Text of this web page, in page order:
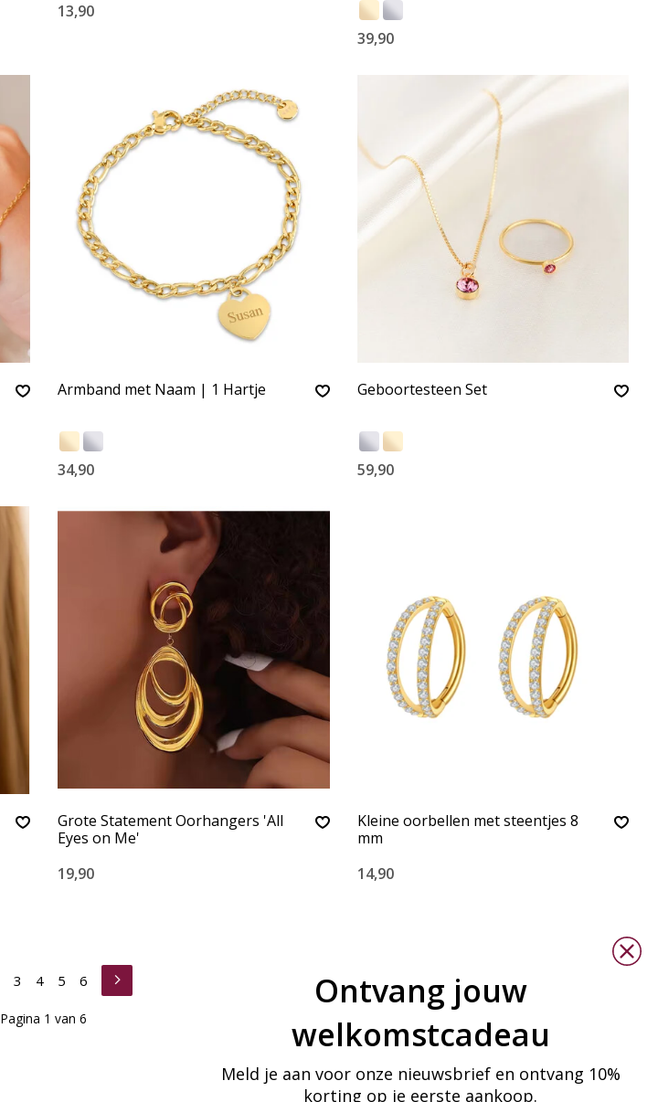
13,90
39,90
Armband met Naam | 1 Hartje
34,90
Geboortesteen Set
59,90
Grote Statement Oorhangers 'All
Eyes on Me'
19,90
Kleine oorbellen met steentjes 8
mm
14,90
3 4 5 6
Pagina 1 van 6
Ontvang jouw
welkomstcadeau
Meld je aan voor onze nieuwsbrief en ontvang 10%
korting op je eerste aankoop.